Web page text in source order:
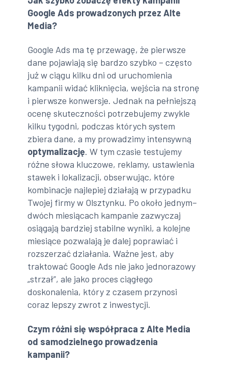
Google Ads prowadzonych przez Alte
Media?
Google Ads ma tę przewagę, że pierwsze
dane pojawiają się bardzo szybko – często
już w ciągu kilku dni od uruchomienia
kampanii widać kliknięcia, wejścia na stronę
i pierwsze konwersje. Jednak na pełniejszą
ocenę skuteczności potrzebujemy zwykle
kilku tygodni, podczas których system
zbiera dane, a my prowadzimy intensywną
optymalizację. W tym czasie testujemy
różne słowa kluczowe, reklamy, ustawienia
stawek i lokalizacji, obserwując, które
kombinacje najlepiej działają w przypadku
Twojej firmy w Olsztynku. Po około jednym–
dwóch miesiącach kampanie zazwyczaj
osiągają bardziej stabilne wyniki, a kolejne
miesiące pozwalają je dalej poprawiać i
rozszerzać działania. Ważne jest, aby
traktować Google Ads nie jako jednorazowy
„strzał”, ale jako proces ciągłego
doskonalenia, który z czasem przynosi
coraz lepszy zwrot z inwestycji.
Czym różni się współpraca z Alte Media
od samodzielnego prowadzenia
kampanii?